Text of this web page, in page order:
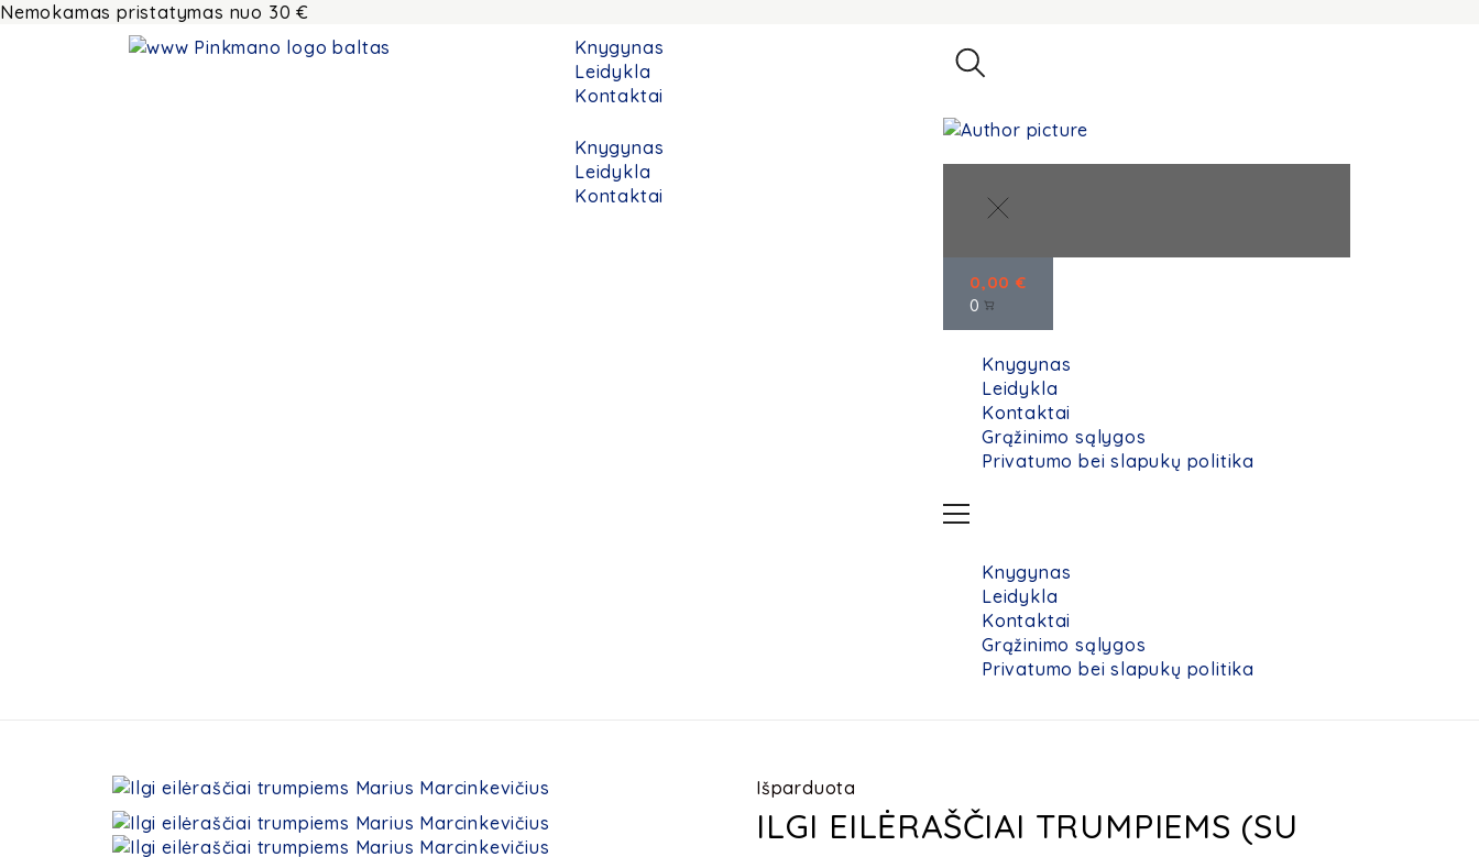
Nemokamas pristatymas nuo 30 €
Knygynas
Leidykla
Kontaktai
Knygynas
Leidykla
Kontaktai
0,00 €
0
Knygynas
Leidykla
Kontaktai
Grąžinimo sąlygos
Privatumo bei slapukų politika
Knygynas
Leidykla
Kontaktai
Grąžinimo sąlygos
Privatumo bei slapukų politika
Išparduota
ILGI EILĖRAŠČIAI TRUMPIEMS (SU